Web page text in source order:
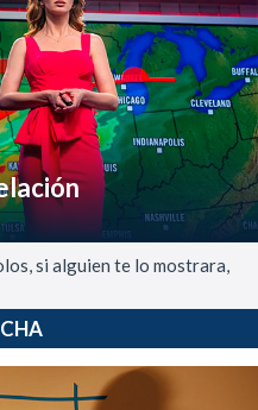
si alguien te lo mostrara,